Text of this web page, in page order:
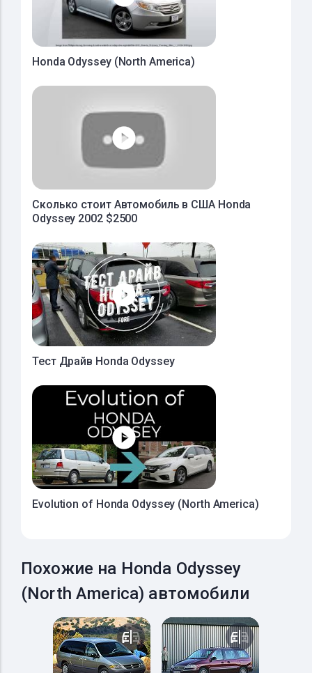
Honda Odyssey (North America)
Сколько стоит Автомобиль в США Honda
Odyssey 2002 $2500
Тест Драйв Honda Odyssey
Evolution of Honda Odyssey (North America)
Похожие на Honda Odyssey
(North America) автомобили